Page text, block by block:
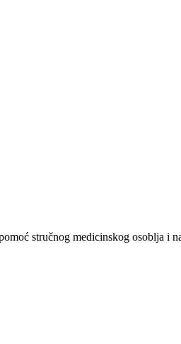
stručnog medicinskog osoblja i